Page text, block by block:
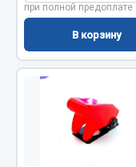
Охладжающие
Технические
Весь раздел
МЕТИЗЫ
при полной предоплате
В корзину